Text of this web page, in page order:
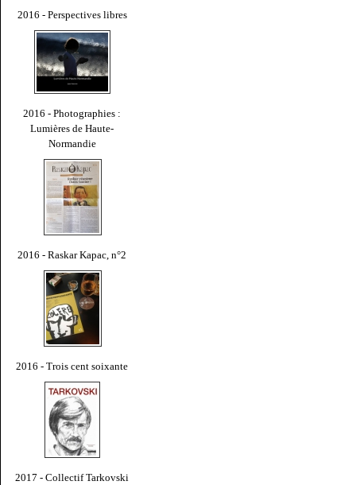
2016 - Perspectives libres
2016 - Photographies :
Lumières de Haute-
Normandie
2016 - Raskar Kapac, n°2
2016 - Trois cent soixante
2017 - Collectif Tarkovski